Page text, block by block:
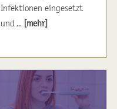
Infektionen eingesetzt
und ... [mehr]